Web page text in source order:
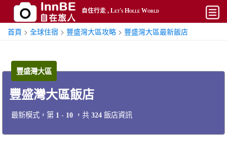
自住行走 , Let's Holle World
開始
熱門
奢華
首頁 > 全球住宿 > 豐盛灣大區攻略 > 豐盛灣大區最新飯店
豐盛灣大區飯店
最新模式，第 1 - 10 ，共 324 飯店資訊
豐盛灣大區